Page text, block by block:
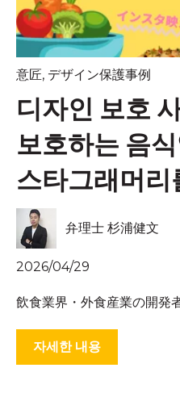
意匠, デザイン保護事例
디자인 보호
보호하는 음
스타그래머리
弁理士 杉浦健文
2026/04/29
飲食業界・外食産業の開発
자세한 내용